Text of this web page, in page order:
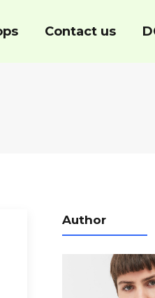
Contact us
Author